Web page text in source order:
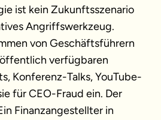
ist kein Zukunftsszenario
Angriffswerkzeug.
von Geschäftsführern
verfügbaren
Konferenz-Talks, YouTube-
für CEO-Fraud ein. Der
Finanzangestellter in